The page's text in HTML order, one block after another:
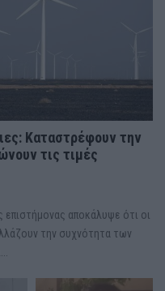
Καταστρέφουν την
τις τιμές
επιστήμονας αποκάλυψε ότι οι
την συχνότητα των